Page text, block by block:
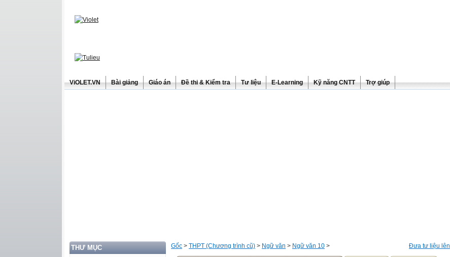
ViOLET.VN Bài giảng Giáo án Đề thi & Kiểm tra Tư liệu E-Learning Kỹ năng CNTT Trợ giúp
THƯ MỤC Đưa tư liệu lên
Gốc > THPT (Chương trình cũ) > Ngữ văn > Ngữ văn 10 >